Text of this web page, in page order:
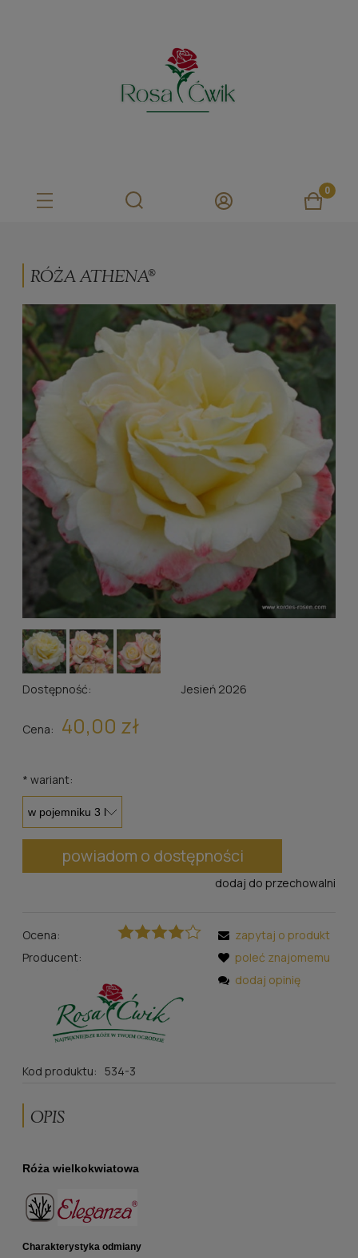
RÓŻA ATHENA®
Dostępność: Jesień 2026
Cena: 40,00 zł
* wariant:
powiadom o dostępności
dodaj do przechowalni
Ocena:
Producent:
Kod produktu: 534-3
zapytaj o produkt
poleć znajomemu
dodaj opinię
OPIS
Róża wielkokwiatowa
Charakterystyka odmiany